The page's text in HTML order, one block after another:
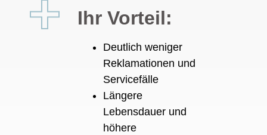
Ihr Vorteil:
Deutlich weniger
Reklamationen und
Servicefälle
Längere
Lebensdauer und
höhere